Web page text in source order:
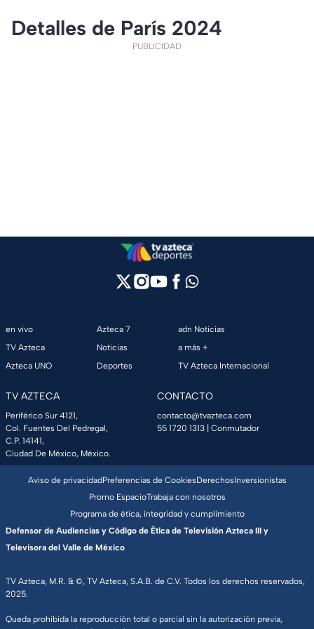
Detalles de París 2024
PUBLICIDAD
en vivo
TV Azteca
Azteca UNO
Azteca 7
Noticias
Deportes
adn Noticias
a más +
TV Azteca Internacional
TV AZTECA
Periférico Sur 4121,
Col. Fuentes Del Pedregal,
C.P. 14141,
Ciudad De México, México.
CONTACTO
contacto@tvazteca.com
55 1720 1313 | Conmutador
TV Azteca, M.R. & ©, TV Azteca, S.A.B. de C.V. Todos los derechos reservados,
2025.
Queda prohibida la reproducción total o parcial sin la autorización previa,
Aviso de privacidadPreferencias de CookiesDerechosInversionistas
Promo EspacioTrabaja con nosotros
Programa de ética, integridad y cumplimiento
Defensor de Audiencias y Código de Ética de Televisión Azteca III y
Televisora del Valle de México